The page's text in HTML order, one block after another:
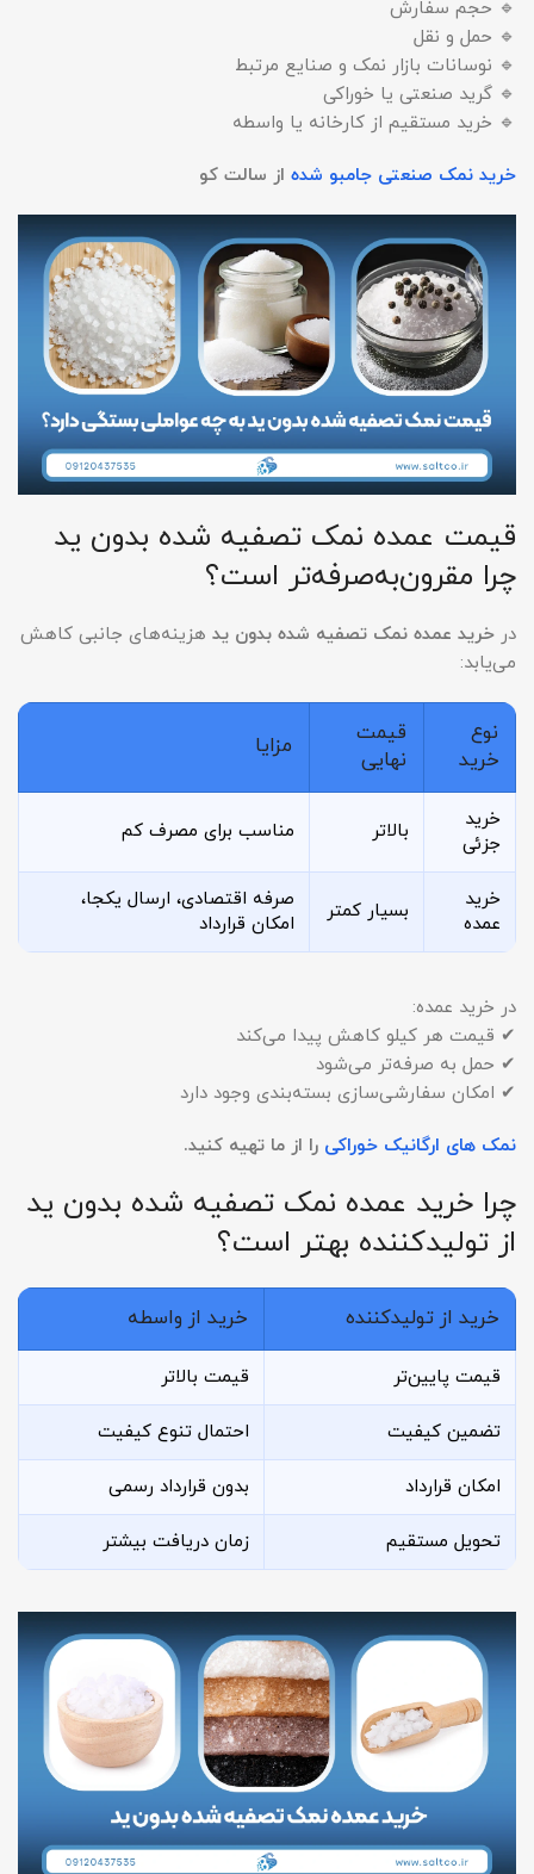
🔹 حجم سفارش
🔹 حمل و نقل
🔹 نوسانات بازار نمک و صنایع مرتبط
🔹 گرید صنعتی یا خوراکی
🔹 خرید مستقیم از کارخانه یا واسطه
خرید نمک صنعتی جامبو شده از سالت کو
قیمت عمده نمک تصفیه شده بدون ید
چرا مقرون‌به‌صرفه‌تر است؟
در خرید عمده نمک تصفیه شده بدون ید هزینه‌های جانبی کاهش
می‌یابد:
نوع
خرید
قیمت
نهایی
مزایا
خرید
جزئی
بالاتر مناسب برای مصرف کم
خرید
عمده
بسیار کمتر
صرفه اقتصادی، ارسال یکجا،
امکان قرارداد
در خرید عمده:
✔ قیمت هر کیلو کاهش پیدا می‌کند
✔ حمل به صرفه‌تر می‌شود
✔ امکان سفارشی‌سازی بسته‌بندی وجود دارد
نمک های ارگانیک خوراکی را از ما تهیه کنید.
چرا خرید عمده نمک تصفیه شده بدون ید
از تولیدکننده بهتر است؟
خرید از تولیدکننده خرید از واسطه
قیمت پایین‌تر قیمت بالاتر
تضمین کیفیت احتمال تنوع کیفیت
امکان قرارداد بدون قرارداد رسمی
تحویل مستقیم زمان دریافت بیشتر